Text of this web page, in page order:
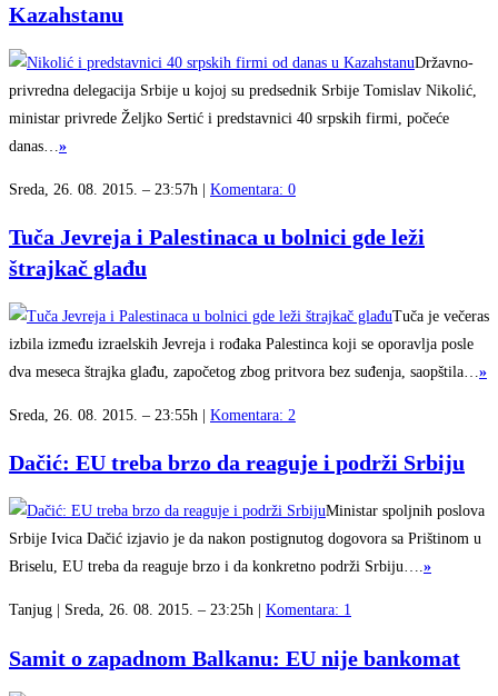
Kazahstanu
Državno-
privredna delegacija Srbije u kojoj su predsednik Srbije Tomislav Nikolić,
ministar privrede Željko Sertić i predstavnici 40 srpskih firmi, počeće
danas… »
Sreda, 26. 08. 2015. – 23:57h | Komentara: 0
Tuča Jevreja i Palestinaca u bolnici gde leži
štrajkač glađu
Tuča je večeras
izbila između izraelskih Jevreja i rođaka Palestinca koji se oporavlja posle
dva meseca štrajka glađu, započetog zbog pritvora bez suđenja, saopštila… »
Sreda, 26. 08. 2015. – 23:55h | Komentara: 2
Dačić: EU treba brzo da reaguje i podrži Srbiju
Ministar spoljnih poslova
Srbije Ivica Dačić izjavio je da nakon postignutog dogovora sa Prištinom u
Briselu, EU treba da reaguje brzo i da konkretno podrži Srbiju….»
Tanjug | Sreda, 26. 08. 2015. – 23:25h | Komentara: 1
Samit o zapadnom Balkanu: EU nije bankomat